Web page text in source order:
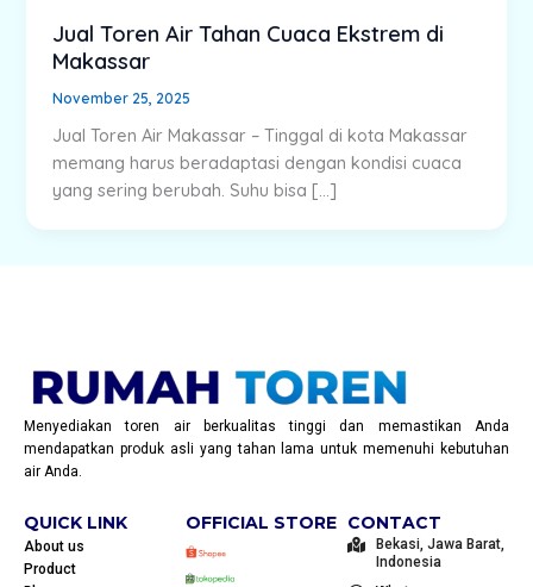
Jual Toren Air Tahan Cuaca Ekstrem di
Makassar
November 25, 2025
Jual Toren Air Makassar – Tinggal di kota Makassar
memang harus beradaptasi dengan kondisi cuaca
yang sering berubah. Suhu bisa […]
Menyediakan toren air berkualitas tinggi dan memastikan Anda
mendapatkan produk asli yang tahan lama untuk memenuhi kebutuhan
air Anda.
QUICK LINK
About us
Product
OFFICIAL STORE CONTACT
Bekasi, Jawa Barat,
Indonesia